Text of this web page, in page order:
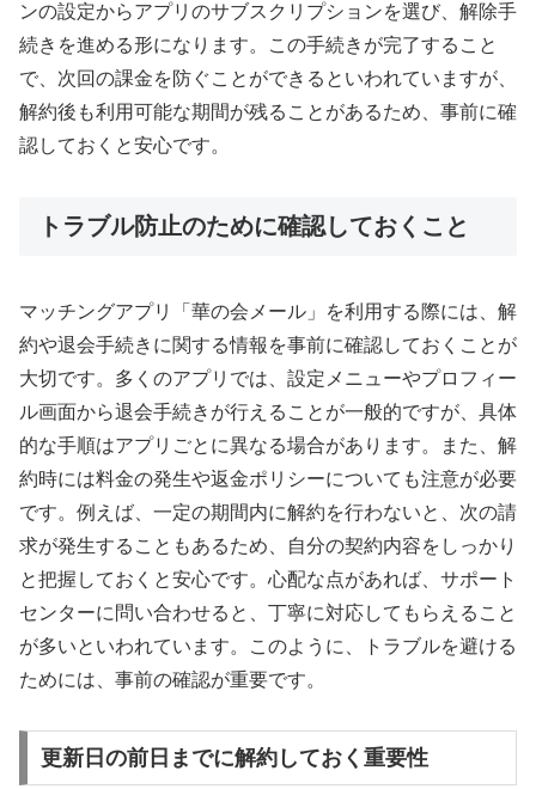
ンの設定からアプリのサブスクリプションを選び、解除手
続きを進める形になります。この手続きが完了すること
で、次回の課金を防ぐことができるといわれていますが、
解約後も利用可能な期間が残ることがあるため、事前に確
認しておくと安心です。
トラブル防止のために確認しておくこと
マッチングアプリ「華の会メール」を利用する際には、解
約や退会手続きに関する情報を事前に確認しておくことが
大切です。多くのアプリでは、設定メニューやプロフィー
ル画面から退会手続きが行えることが一般的ですが、具体
的な手順はアプリごとに異なる場合があります。また、解
約時には料金の発生や返金ポリシーについても注意が必要
です。例えば、一定の期間内に解約を行わないと、次の請
求が発生することもあるため、自分の契約内容をしっかり
と把握しておくと安心です。心配な点があれば、サポート
センターに問い合わせると、丁寧に対応してもらえること
が多いといわれています。このように、トラブルを避ける
ためには、事前の確認が重要です。
更新日の前日までに解約しておく重要性